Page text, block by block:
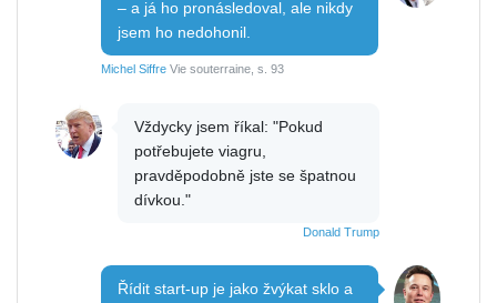
– a já ho pronásledoval, ale nikdy
jsem ho nedohonil.
Michel Siffre Vie souterraine, s. 93
Vždycky jsem říkal: "Pokud
potřebujete viagru,
pravděpodobně jste se špatnou
dívkou."
Donald Trump
Řídit start-up je jako žvýkat sklo a